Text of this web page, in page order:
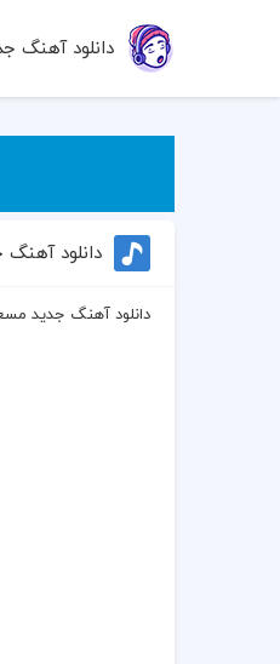
دانلود آهنگ
دانلود
دانلود آهنگ جدید